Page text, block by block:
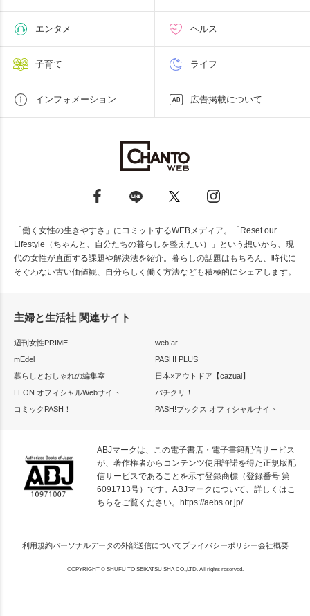
エンタメ ヘルス
子育て ライフ
インフォメーション 広告掲載について
「働く女性の生きやすさ」にコミットするWEBメディア。「Reset our
Lifestyle（ちゃんと、自分たちの暮らしを整えたい）」という想いから、現
代の女性が直面する課題や解決法を紹介。暮らしの話題はもちろん、時代に
そぐわない古い価値観、自分らしく働く方法なども積極的にシェアします。
主婦と生活社 関連サイト
週刊女性PRIME
web!ar
mEdel
PASH! PLUS
暮らしとおしゃれの編集室
日本×アウトドア【cazual】
LEON オフィシャルWebサイト
パチクリ！
コミックPASH！
PASH!ブックス オフィシャルサイト
ABJマークは、この電子書店・電子書籍配信サービス
が、著作権者からコンテンツ使用許諾を得た正規版配
信サービスであることを示す登録商標（登録番号 第
6091713号）です。ABJマークについて、詳しくはこ
ちらをご覧ください。
https://aebs.or.jp/
利用規約パーソナルデータの外部送信についてプライバシーポリシー会社概要
COPYRIGHT © SHUFU TO SEIKATSU SHA CO.,LTD. All rights reserved.